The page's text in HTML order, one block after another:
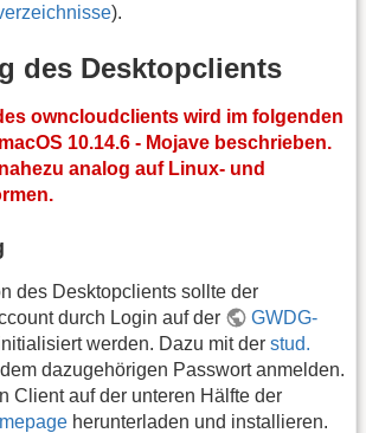
).
des Desktopclients
owncloudclients wird im folgenden
10.14.6 - Mojave beschrieben.
analog auf Linux- und
des Desktopclients sollte der
durch Login auf der
GWDG-
werden. Dazu mit der stud.
dazugehörigen Passwort anmelden.
Client auf der unteren Hälfte der
herunterladen und installieren.